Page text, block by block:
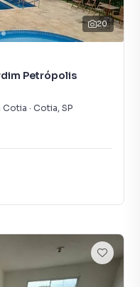
20
Petrópolis
Cotia · Cotia, SP